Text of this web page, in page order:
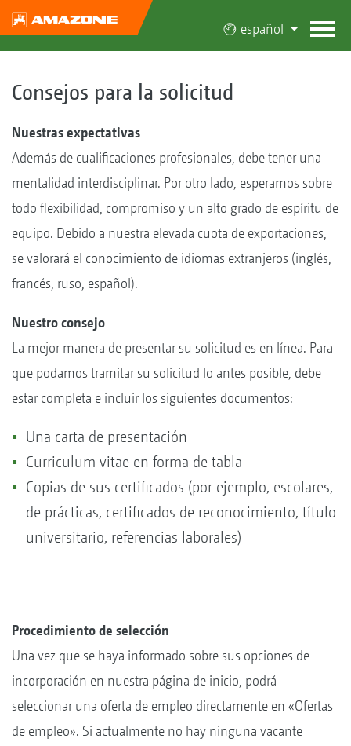
español
Consejos para la solicitud
Nuestras expectativas
Además de cualificaciones profesionales, debe tener una
mentalidad interdisciplinar. Por otro lado, esperamos sobre
todo flexibilidad, compromiso y un alto grado de espíritu de
equipo. Debido a nuestra elevada cuota de exportaciones,
se valorará el conocimiento de idiomas extranjeros (inglés,
francés, ruso, español).
Nuestro consejo
La mejor manera de presentar su solicitud es en línea. Para
que podamos tramitar su solicitud lo antes posible, debe
estar completa e incluir los siguientes documentos:
Una carta de presentación
Curriculum vitae en forma de tabla
Copias de sus certificados (por ejemplo, escolares,
de prácticas, certificados de reconocimiento, título
universitario, referencias laborales)
Procedimiento de selección
Una vez que se haya informado sobre sus opciones de
incorporación en nuestra página de inicio, podrá
seleccionar una oferta de empleo directamente en «Ofertas
de empleo». Si actualmente no hay ninguna vacante